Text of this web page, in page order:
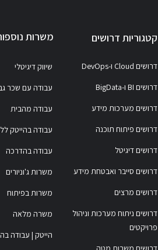
קטגוריות דרושים
דרושים Cloud ו-DevOps
דרושים BI ו-BigData
דרושים מערכות מידע
דרושים פיתוח תוכנה
דרושים דיגיטל
דרושים סייבר ואבטחת מידע
דרושים מרצים
דרושים ניתוח מערכות וניהול
פרויקטים
משרות
שיווק דיגיטלי
עבודה עם שכר
עבודה מהבית
עבודה בהייטק
עבודה בהדרכה
משרות ג'וניורים
משרות בפיתוח
משרה מלאה
הייטק | עבודה